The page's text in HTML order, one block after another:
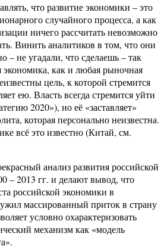
что развитие экономики – это
случайного процесса, а как
ничего рассчитать невозможно
Винить аналитиков в том, что они
– не угадали, что сделаешь – так
экономика, как и любая рыночная
цель, к которой стремится
ею. Власть всегда стремится уйти
2020»), но её «заставляет»
которая персонально неизвестна.
всё это известно (Китай, см.
анализ развития российской
– 2013 гг. и делают вывод, что
российской экономики в
массированный приток в страну
условно охарактеризовать
механизм как «модель